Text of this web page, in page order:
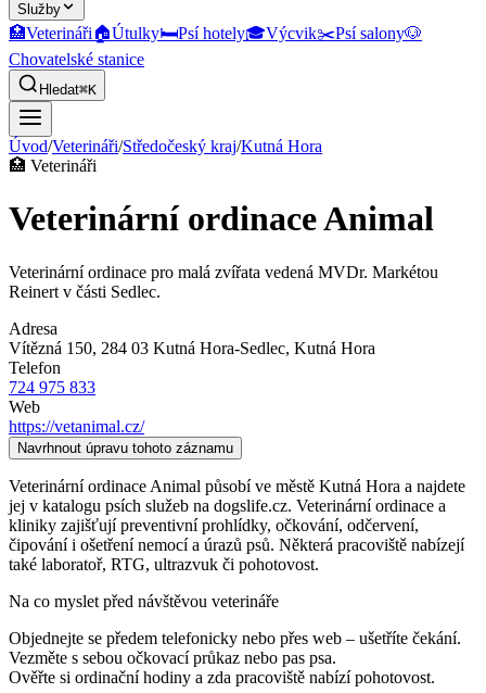
Služby
🏥Veterináři🏠Útulky🛏️Psí hotely🎓Výcvik✂️Psí salony🐶
Chovatelské stanice
Hledat⌘K
Úvod/Veterináři/Středočeský kraj/Kutná Hora
🏥 Veterináři
Veterinární ordinace Animal
Veterinární ordinace pro malá zvířata vedená MVDr. Markétou
Reinert v části Sedlec.
Adresa
Vítězná 150, 284 03 Kutná Hora-Sedlec, Kutná Hora
Telefon
724 975 833
Web
https://vetanimal.cz/
Navrhnout úpravu tohoto záznamu
Veterinární ordinace Animal působí ve městě Kutná Hora a najdete
jej v katalogu psích služeb na dogslife.cz. Veterinární ordinace a
kliniky zajišťují preventivní prohlídky, očkování, odčervení,
čipování i ošetření nemocí a úrazů psů. Některá pracoviště nabízejí
také laboratoř, RTG, ultrazvuk či pohotovost.
Na co myslet před návštěvou veterináře
Objednejte se předem telefonicky nebo přes web – ušetříte čekání.
Vezměte s sebou očkovací průkaz nebo pas psa.
Ověřte si ordinační hodiny a zda pracoviště nabízí pohotovost.